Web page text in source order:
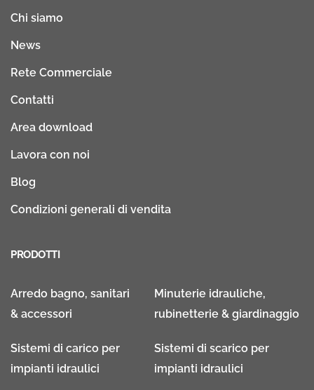
Chi siamo
News
Rete Commerciale
Contatti
Area download
Lavora con noi
Blog
Condizioni generali di vendita
PRODOTTI
Arredo bagno, sanitari
& accessori
Minuterie idrauliche,
rubinetterie & giardinaggio
Sistemi di carico per
impianti idraulici
Sistemi di scarico per
impianti idraulici